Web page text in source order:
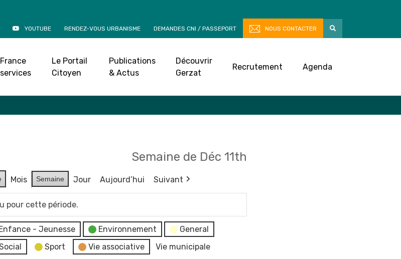
YOUTUBE RENDEZ-VOUS URBANISME DEMANDES CNI / PASSEPORT NOUS CONTACTER
France
services
Le Portail
Citoyen
Publications
& Actus
Découvrir
Gerzat
Recrutement Agenda
Accueil»Agenda
Semaine de Déc 11th
Mois Semaine Jour Aujourd’hui Suivant
pour cette période.
- Jeunesse Environnement
General
Sport Vie associative
Vie municipale